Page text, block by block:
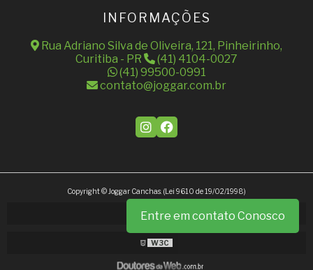
INFORMAÇÕES
Rua Adriano Silva de Oliveira, 121, Pinheirinho,
Curitiba - PR
(41) 4104-0027
(41) 99500-0991
contato@joggar.com.br
Copyright © Joggar Canchas. (Lei 9610 de 19/02/1998)
W3C
W3C
Entre em contato Conosco